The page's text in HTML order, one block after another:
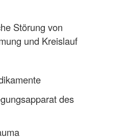
Störung von
und Kreislauf
des